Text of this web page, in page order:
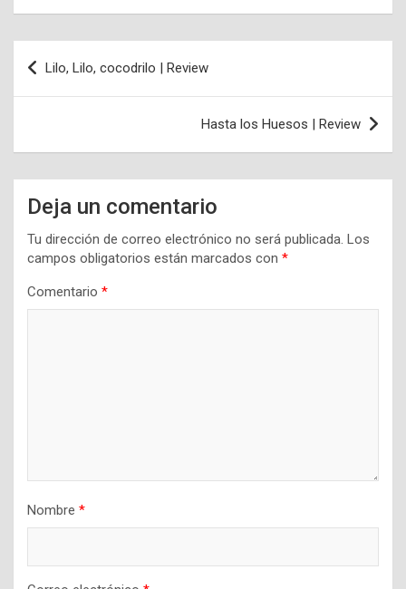
Navegación
de
Lilo, Lilo, cocodrilo | Review
Hasta los Huesos | Review
Deja un comentario
Tu dirección de correo electrónico no será publicada. Los
campos obligatorios están marcados con *
Comentario *
Nombre *